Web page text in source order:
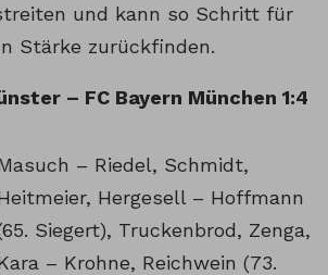
und kann so Schritt für
Stärke zurückfinden.
– FC Bayern München 1:4
– Riedel, Schmidt,
Hergesell – Hoffmann
Siegert), Truckenbrod, Zenga,
– Krohne, Reichwein (73.